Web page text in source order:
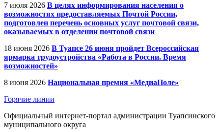
7 июля 2026 В целях информирования населения о
возможностях предоставляемых Почтой России,
подготовлен перечень основных услуг почтовой связи,
оказываемых в отделении почтовой связи
18 июня 2026 В Туапсе 26 июня пройдет Всероссийская
ярмарка трудоустройства «Работа в России. Время
возможностей»
8 июня 2026 Национальная премия «МедиаПоле»
Горячие линии
Официальный интернет-портал администрации Туапсинского
муниципального округа